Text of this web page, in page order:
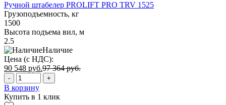
Ручной штабелер PROLIFT PRO TRV 1525
Грузоподъемность, кг
1500
Высота подъема вил, м
2.5
Наличие
Цена (с НДС):
90 548 руб.97 364руб.
- +
В корзину
Купить в 1 клик